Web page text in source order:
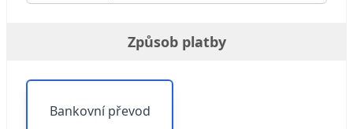
Způsob platby
Bankovní převod